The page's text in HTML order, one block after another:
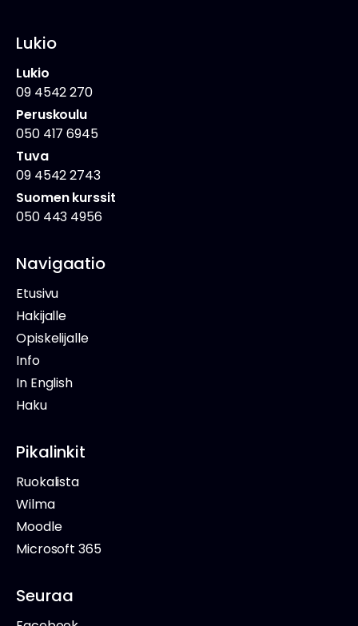
Lukio
Lukio
09 4542 270
Peruskoulu
050 417 6945
Tuva
09 4542 2743
Suomen kurssit
050 443 4956
Navigaatio
Etusivu
Hakijalle
Opiskelijalle
Info
In English
Haku
Pikalinkit
Ruokalista
Wilma
Moodle
Microsoft 365
Seuraa